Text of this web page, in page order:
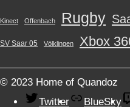
Kinect Offenbach Rugby
SV Saar 05 Völklingen Xbox
© 2023 Home of Quandoz
Twitter
BlueSky